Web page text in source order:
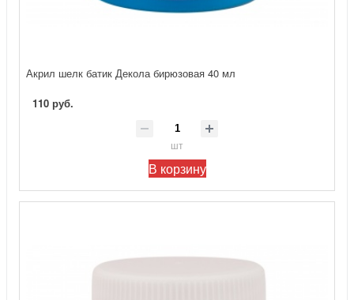
Акрил шелк батик Декола бирюзовая 40 мл
110 руб.
шт
В корзину